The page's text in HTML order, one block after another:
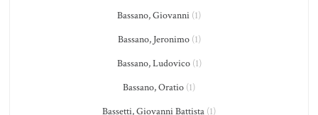
Bassano, Giovanni (1)
Bassano, Jeronimo(1)
Bassano, Ludovico(1)
Bassano, Oratio (1)
Bassetti, Giovanni Battista (1)